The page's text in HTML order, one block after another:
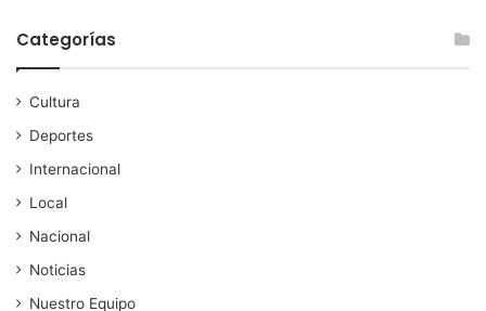
Categorías
Cultura
Deportes
Internacional
Local
Nacional
Noticias
Nuestro Equipo